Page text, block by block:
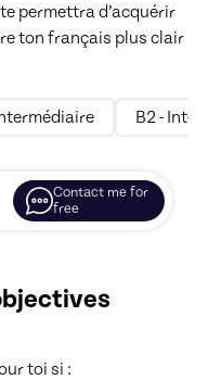
permettra d’acquérir
ton français plus clair
B2 -
Contact me for
free
toi si :